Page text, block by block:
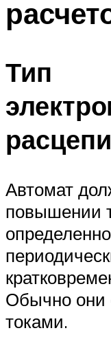
Тип
Автомат
повышении
Обычно они
токами.